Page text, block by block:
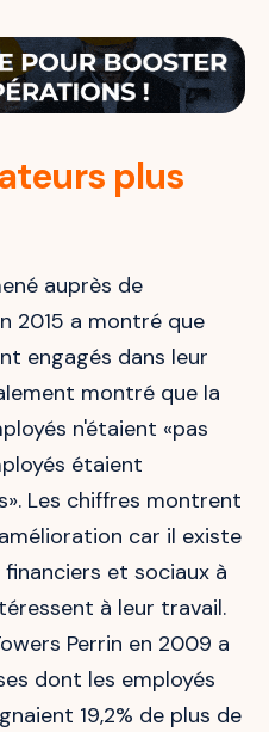
plus
auprès de
2015 a montré que
engagés dans leur
montré que la
n'étaient «pas
étaient
Les chiffres montrent
car il existe
et sociaux à
à leur travail.
Perrin en 2009 a
dont les employés
19,2% de plus de